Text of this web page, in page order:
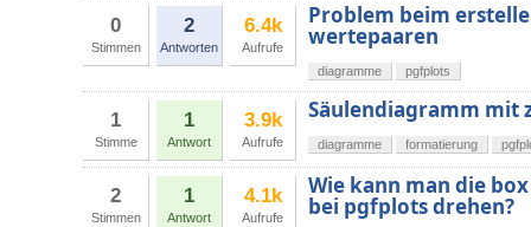
0
Stimmen
2
Antworten
6.4k
Aufrufe
Problem beim
wertepaaren
diagramme pgfplots
1
Stimme
1
Antwort
3.9k
Aufrufe
Säulendiagramm mit
diagramme formatierung
2
Stimmen
1
Antwort
4.1k
Aufrufe
Wie kann man die
bei pgfplots drehen?